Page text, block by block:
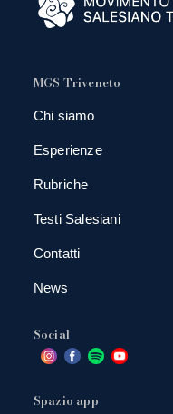
MGS Triveneto
Chi siamo
Esperienze
Rubriche
Testi Salesiani
Contatti
News
Social
Spazio app